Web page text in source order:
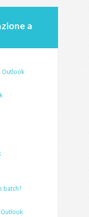
a
Outlook
batch?
Outlook